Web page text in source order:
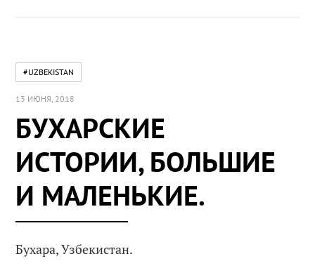
#UZBEKISTAN
13 ИЮНЯ, 2018
БУХАРСКИЕ
ИСТОРИИ, БОЛЬШИЕ
И МАЛЕНЬКИЕ.
Бухара, Узбекистан.